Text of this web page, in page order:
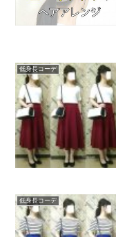
低身長コーデ
低身長コーデ